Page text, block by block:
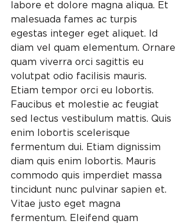
labore et dolore magna aliqua. Et
malesuada fames ac turpis
egestas integer eget aliquet. Id
diam vel quam elementum. Ornare
quam viverra orci sagittis eu
volutpat odio facilisis mauris.
Etiam tempor orci eu lobortis.
Faucibus et molestie ac feugiat
sed lectus vestibulum mattis. Quis
enim lobortis scelerisque
fermentum dui. Etiam dignissim
diam quis enim lobortis. Mauris
commodo quis imperdiet massa
tincidunt nunc pulvinar sapien et.
Vitae justo eget magna
fermentum. Eleifend quam